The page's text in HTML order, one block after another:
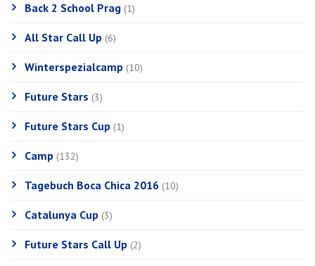
Back 2 School Prag (1)
All Star Call Up (6)
Winterspezialcamp (10)
Future Stars (3)
Future Stars Cup (1)
Camp (132)
Tagebuch Boca Chica 2016 (10)
Catalunya Cup (3)
Future Stars Call Up (2)